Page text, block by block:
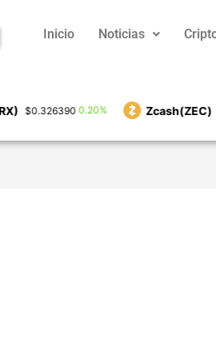
Inicio Noticias
0.20% Zcash(ZEC) $499.52 -